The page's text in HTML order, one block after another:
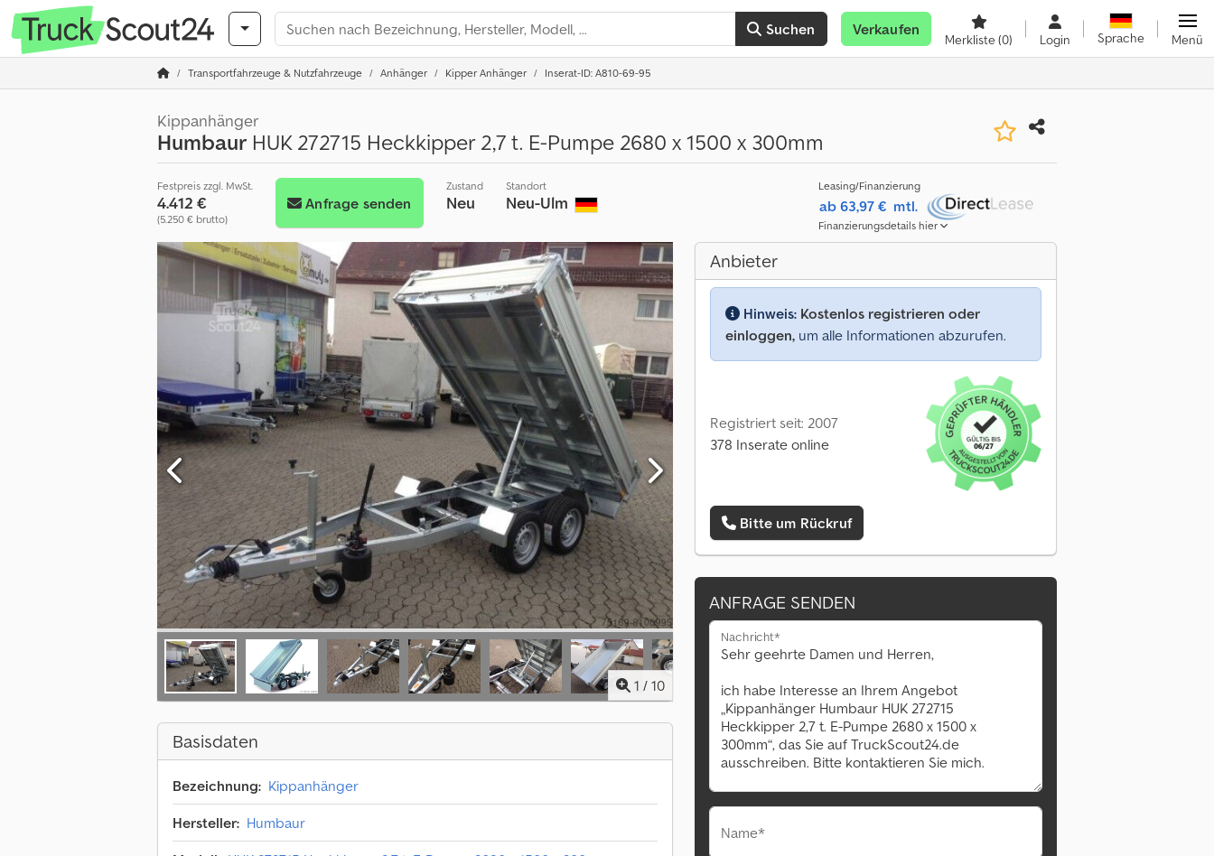
Suchen Verkaufen
Merkliste(0) Login Sprache Menü
Transportfahrzeuge & Nutzfahrzeuge Anhänger Kipper Anhänger Inserat-ID: A810-69-95
Kippanhänger
Humbaur HUK 272715 Heckkipper 2,7 t. E-Pumpe 2680 x 1500 x 300mm
Festpreis zzgl. MwSt.
4.412 €
(5.250 € brutto)
Anfrage senden
Zustand
Neu
Standort
Neu-Ulm
Leasing/Finanzierung
ab 63,97 € mtl.
Finanzierungsdetails hier
1 / 10
Basisdaten
Bezeichnung: Kippanhänger
Hersteller: Humbaur
Anbieter
Hinweis: Kostenlos registrieren oder
einloggen, um alle Informationen abzurufen.
Registriert seit: 2007
378 Inserate online
Bitte um Rückruf
ANFRAGE SENDEN
Nachricht*
Name*